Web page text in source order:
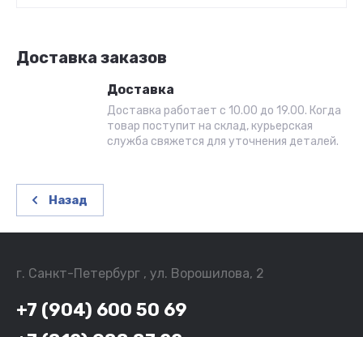
Доставка заказов
Доставка
Доставка работает с 10.00 до 19.00. Когда
товар поступит на склад, курьерская
служба свяжется для уточнения деталей.
Назад
г. Санкт-Петербург , ул. Ворошилова, 2
+7 (904) 600 50 69